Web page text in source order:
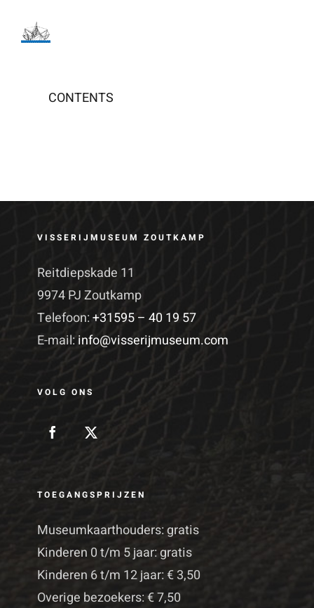
naar
CONTENTS
VISSERIJMUSEUM ZOUTKAMP
Reitdiepskade 11
9974 PJ Zoutkamp
Telefoon:+31595 – 40 19 57
E-mail:info@visserijmuseum.com
VOLG ONS
TOEGANGSPRIJZEN
Museumkaarthouders: gratis
Kinderen 0 t/m 5 jaar: gratis
Kinderen 6 t/m 12 jaar: € 3,50
Overige bezoekers: € 7,50